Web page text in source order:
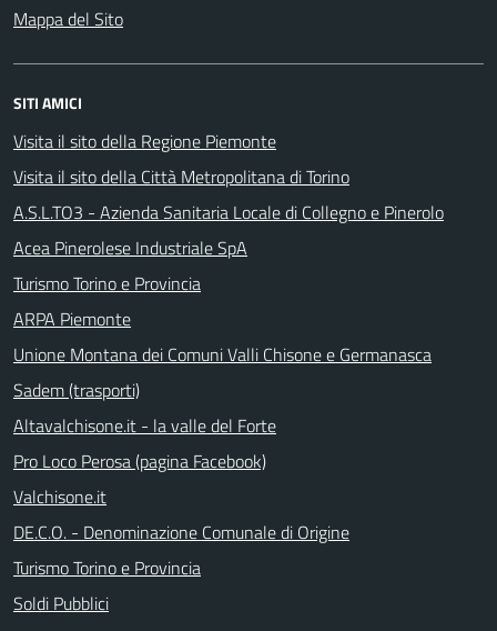
Mappa del Sito
SITI AMICI
Visita il sito della Regione Piemonte
Visita il sito della Città Metropolitana di Torino
A.S.L.TO3 - Azienda Sanitaria Locale di Collegno e Pinerolo
Acea Pinerolese Industriale SpA
Turismo Torino e Provincia
ARPA Piemonte
Unione Montana dei Comuni Valli Chisone e Germanasca
Sadem (trasporti)
Altavalchisone.it - la valle del Forte
Pro Loco Perosa (pagina Facebook)
Valchisone.it
DE.C.O. - Denominazione Comunale di Origine
Turismo Torino e Provincia
Soldi Pubblici